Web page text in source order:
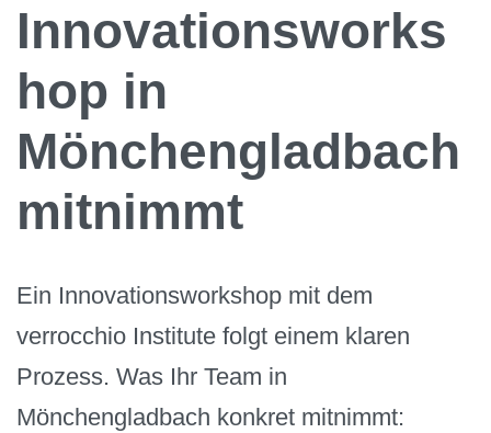
Innovationsworks
hop in
Mönchengladbach
mitnimmt
Ein Innovationsworkshop mit dem
verrocchio Institute folgt einem klaren
Prozess. Was Ihr Team in
Mönchengladbach konkret mitnimmt: